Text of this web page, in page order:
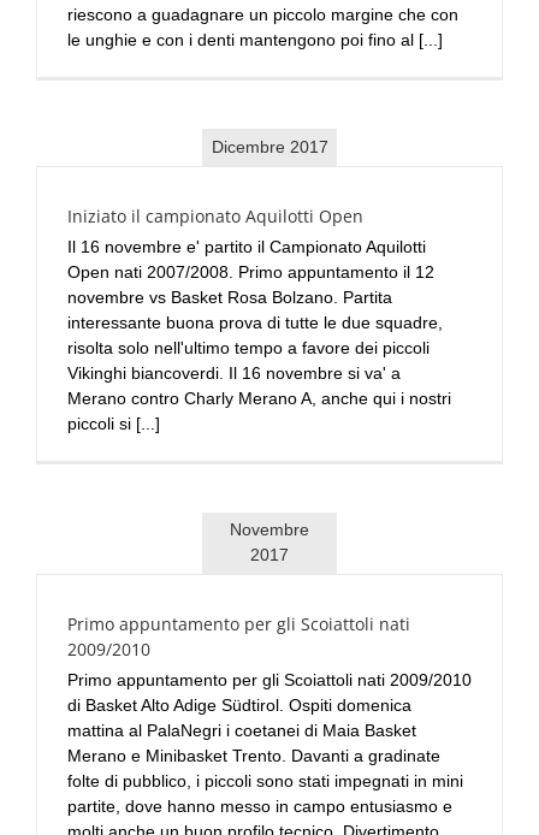
riescono a guadagnare un piccolo margine che con
le unghie e con i denti mantengono poi fino al [...]
Dicembre 2017
Iniziato il campionato Aquilotti Open
Il 16 novembre e' partito il Campionato Aquilotti
Open nati 2007/2008. Primo appuntamento il 12
novembre vs Basket Rosa Bolzano. Partita
interessante buona prova di tutte le due squadre,
risolta solo nell'ultimo tempo a favore dei piccoli
Vikinghi biancoverdi. Il 16 novembre si va' a
Merano contro Charly Merano A, anche qui i nostri
piccoli si [...]
Novembre
2017
Primo appuntamento per gli Scoiattoli nati
2009/2010
Primo appuntamento per gli Scoiattoli nati 2009/2010
di Basket Alto Adige Südtirol. Ospiti domenica
mattina al PalaNegri i coetanei di Maia Basket
Merano e Minibasket Trento. Davanti a gradinate
folte di pubblico, i piccoli sono stati impegnati in mini
partite, dove hanno messo in campo entusiasmo e